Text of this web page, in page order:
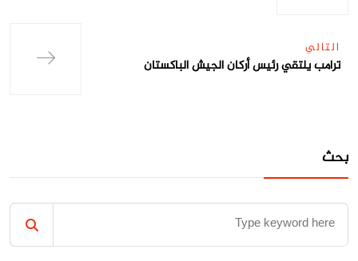
التالي
ترامب يلتقي رئيس أركان الجيش الباكستان
بحث